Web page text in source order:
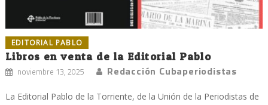
EDITORIAL PABLO
Libros en venta de la Editorial Pablo
noviembre 13, 2025 Redacción Cubaperiodistas
La Editorial Pablo de la Torriente, de la Unión de la Periodistas de